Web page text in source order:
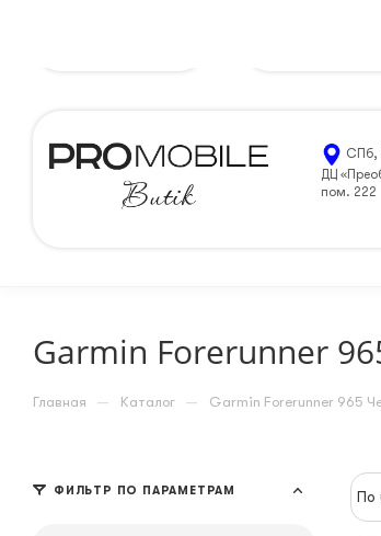
СПб,
ДЦ
пом. 222
Garmin Forerunner
Главная — Каталог — Garmin Forerunner 965
По
ФИЛЬТР ПО ПАРАМЕТРАМ